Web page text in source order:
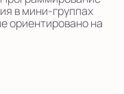
в мини-группах
ориентировано на